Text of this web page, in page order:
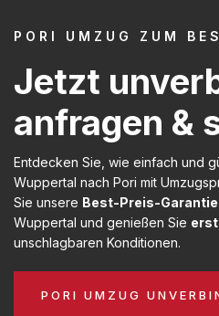
PORI UMZUG ZUM
Jetzt
anfragen &
Entdecken Sie, wie einfach und
Wuppertal nach Pori mit
Sie unsere Best-Preis-Garantie
Wuppertal und genießen Sie
unschlagbaren Konditionen.
PORI UMZUG